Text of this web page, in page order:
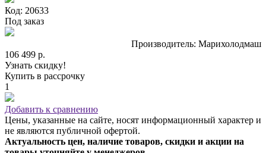
Код: 20633
Под заказ
Производитель: Марихолодмаш
106 499 р.
Узнать скидку!
Купить в рассрочку
1
Добавить к сравнению
Цены, указанные на сайте, носят информационный характер и
не являются публичной офертой.
Актуальность цен, наличие товаров, скидки и акции на